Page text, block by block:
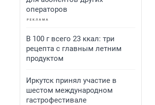
операторов
В 100 г всего 23 ккал: три
рецепта с главным летним
продуктом
Иркутск принял участие в
шестом международном
гастрофестивале